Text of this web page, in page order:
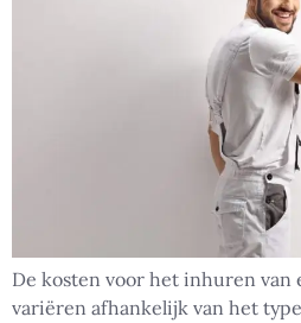
De kosten voor het inhuren
variëren afhankelijk van het